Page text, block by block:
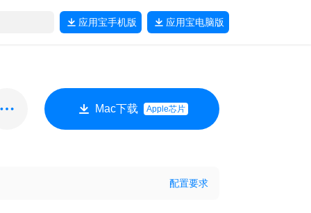
应用宝手机版 应用宝电脑版
Mac下载 Apple芯片
配置要求